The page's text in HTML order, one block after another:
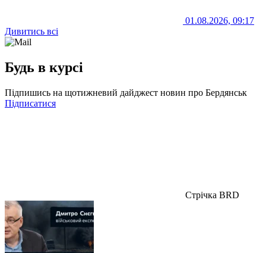
01.08.2026, 09:17
Дивитись всі
Будь в курсі
Підпишись на щотижневий дайджест новин про Бердянськ
Підписатися
Стрічка BRD